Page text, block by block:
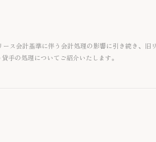
ス会計基準に伴う会計処理の影響に引き続き、旧リ
手の処理についてご紹介いたします。